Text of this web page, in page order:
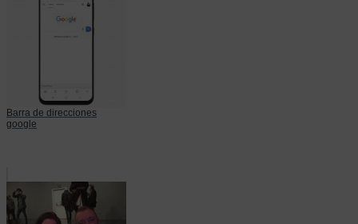
Barra de direcciones
google